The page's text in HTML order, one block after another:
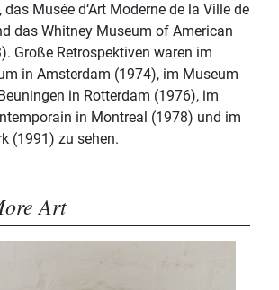
Musée d‘Art Moderne de la Ville de
das Whitney Museum of American
Große Retrospektiven waren im
in Amsterdam (1974), im Museum
in Rotterdam (1976), im
in Montreal (1978) und im
(1991) zu sehen.
Art